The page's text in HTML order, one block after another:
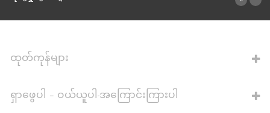
ထုတ်ကုန်များ
ရှာဖွေပါ – ဝယ်ယူပါ-အကြောင်းကြားပါ